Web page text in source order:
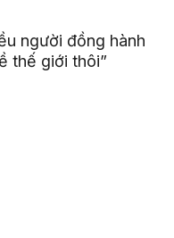
người đồng hành
thế giới thôi”